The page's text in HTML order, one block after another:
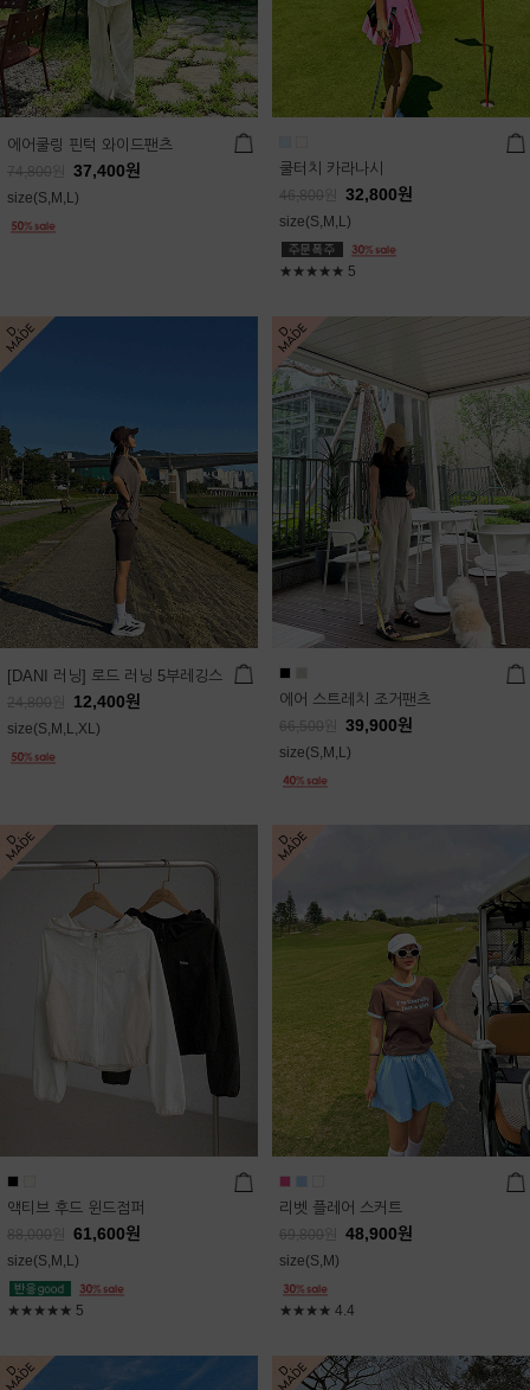
에어쿨링 핀턱 와이드팬츠
74,800 37,400원
size(S,M,L)
쿨터치 카라나시
46,800 32,800원
size(S,M,L)
★★★★★ 5
[DANI 러닝] 로드 러닝 5부레깅스
24,800 12,400원
size(S,M,L,XL)
에어 스트레치 조거팬츠
66,500 39,900원
size(S,M,L)
액티브 후드 윈드점퍼
88,000 61,600원
size(S,M,L)
★★★★★ 5
리벳 플레어 스커트
69,800 48,900원
size(S,M)
★★★★ 4.4